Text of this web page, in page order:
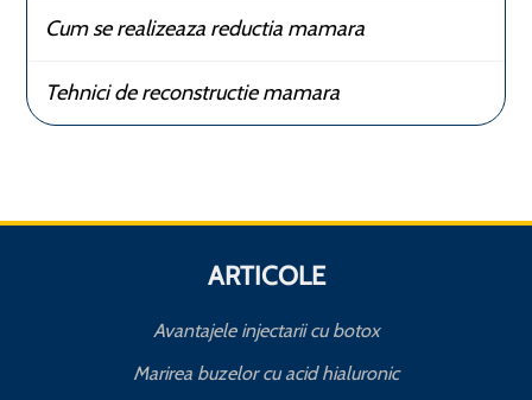
Cum se realizeaza reductia mamara
Tehnici de reconstructie mamara
ARTICOLE
Avantajele injectarii cu botox
Marirea buzelor cu acid hialuronic